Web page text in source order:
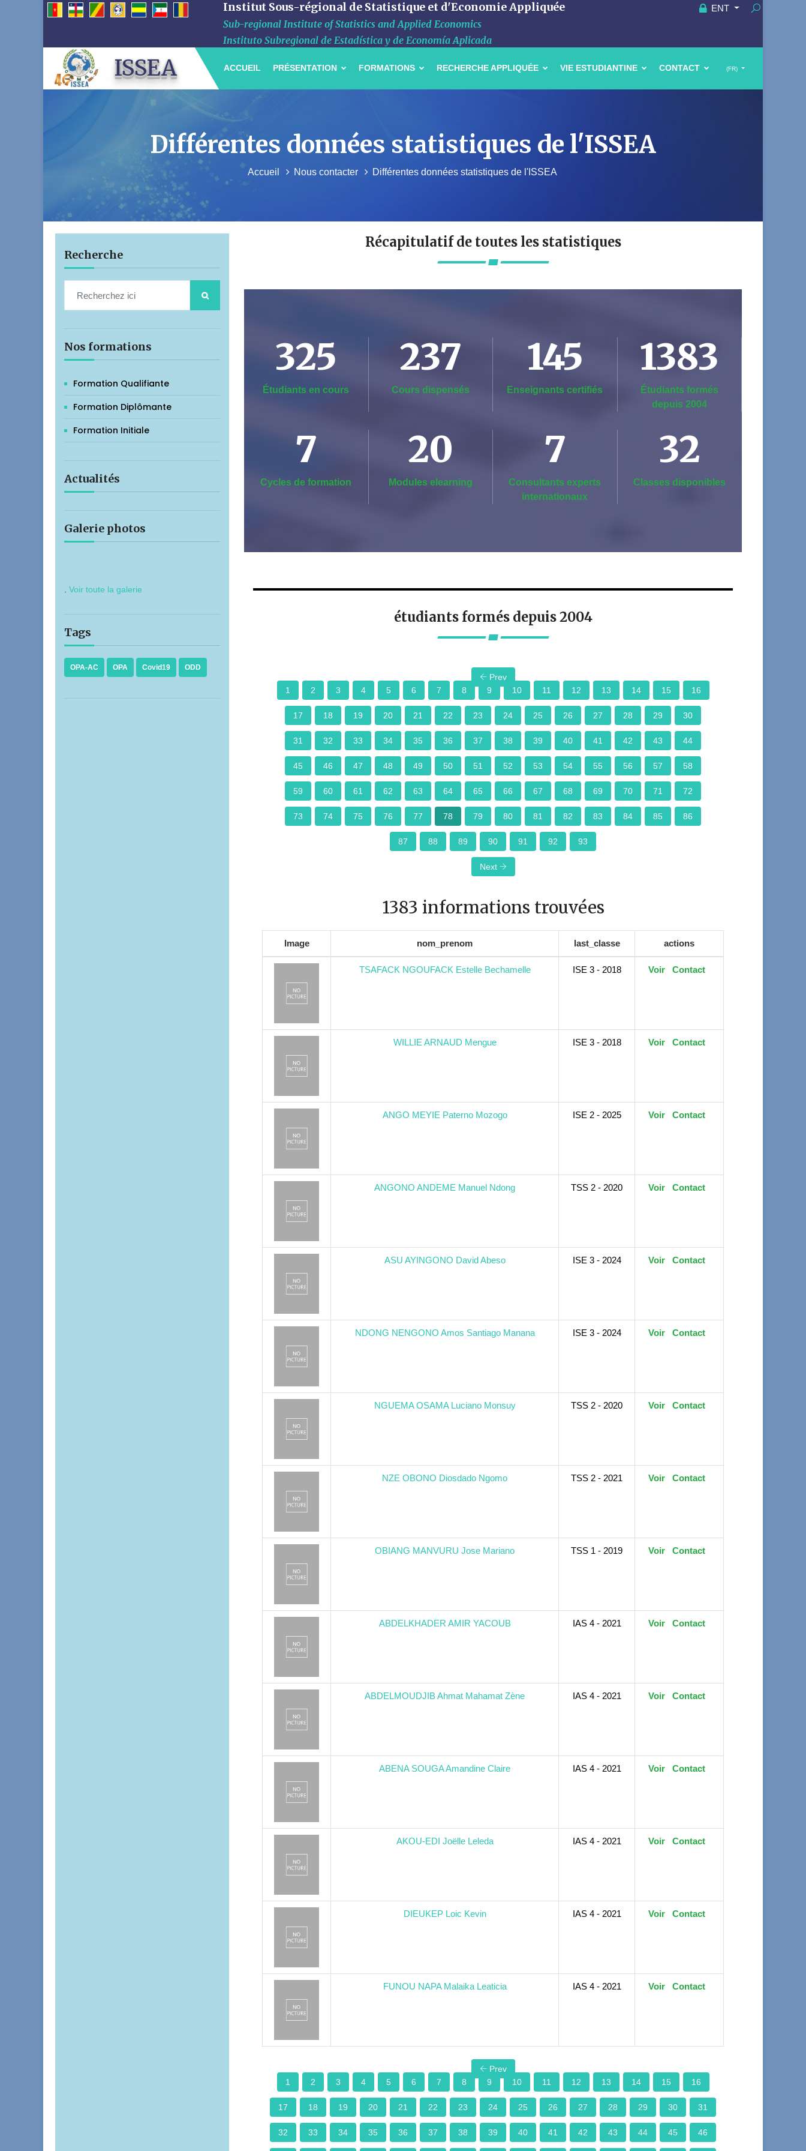
Institut Sous-régional de Statistique et d'Economie Appliquée
Sub-regional Institute of Statistics and Applied Economics
Instituto Subregional de Estadística y de Economía Aplicada
ENT
ISSEA (FR)
ACCUEIL PRÉSENTATION FORMATIONS RECHERCHE APPLIQUÉE VIE ESTUDIANTINE CONTACT
Différentes données statistiques de l'ISSEA
Accueil Nous contacter Différentes données statistiques de l'ISSEA
Recherche
Nos formations
Formation Qualifiante
Formation Diplômante
Formation Initiale
Actualités
Galerie photos
Voir toute la galerie
Tags
OPA-AC OPA Covid19 ODD
Récapitulatif de toutes les statistiques
325
Étudiants en cours
237
Cours dispensés
145
Enseignants certifiés
1383
Étudiants formés
depuis 2004
7
Cycles de formation
20
Modules elearning
7
Consultants experts
internationaux
32
Classes disponibles
étudiants formés depuis 2004
Prev
1
2 3 4 5 6 7 8 9 10 11 12 13 14 15 16
17 18 19 20 21 22 23 24 25 26 27 28 29 30
31 32 33 34 35 36 37 38 39 40 41 42 43 44
45 46 47 48 49 50 51 52 53 54 55 56 57 58
59 60 61 62 63 64 65 66 67 68 69 70 71 72
73 74 75 76 77 78 79 80 81 82 83 84 85 86
87 88 89 90 91 92 93
Next
1383 informations trouvées
Image nom_prenom last_classe actions
TSAFACK NGOUFACK Estelle Bechamelle ISE 3 - 2018 Voir Contact
WILLIE ARNAUD Mengue ISE 3 - 2018 Voir Contact
ANGO MEYIE Paterno Mozogo ISE 2 - 2025 Voir Contact
ANGONO ANDEME Manuel Ndong TSS 2 - 2020 Voir Contact
ASU AYINGONO David Abeso ISE 3 - 2024 Voir Contact
NDONG NENGONO Amos Santiago Manana ISE 3 - 2024 Voir Contact
NGUEMA OSAMA Luciano Monsuy TSS 2 - 2020 Voir Contact
NZE OBONO Diosdado Ngomo TSS 2 - 2021 Voir Contact
OBIANG MANVURU Jose Mariano TSS 1 - 2019 Voir Contact
ABDELKHADER AMIR YACOUB IAS 4 - 2021 Voir Contact
ABDELMOUDJIB Ahmat Mahamat Zène IAS 4 - 2021 Voir Contact
ABENA SOUGA Amandine Claire IAS 4 - 2021 Voir Contact
AKOU-EDI Joëlle Leleda IAS 4 - 2021 Voir Contact
DIEUKEP Loic Kevin IAS 4 - 2021 Voir Contact
FUNOU NAPA Malaika Leaticia IAS 4 - 2021 Voir Contact
Prev
1
2 3 4 5 6 7 8 9 10 11 12 13 14 15 16
17 18 19 20 21 22 23 24 25 26 27 28 29 30 31
32 33 34 35 36 37 38 39 40 41 42 43 44 45 46